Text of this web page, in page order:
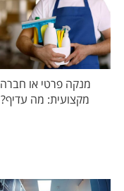
מנקה פרטי או חברה
מקצועית: מה עדיף?